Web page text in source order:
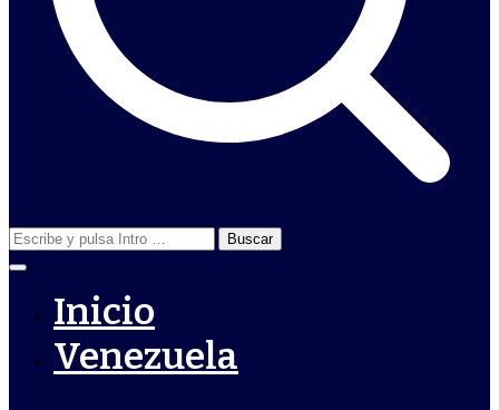
Buscar:
Inicio
Venezuela